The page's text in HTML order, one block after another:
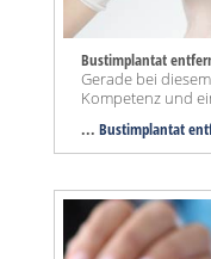
Bustimplantat
Gerade bei
Kompetenz und
... Bustimplantat